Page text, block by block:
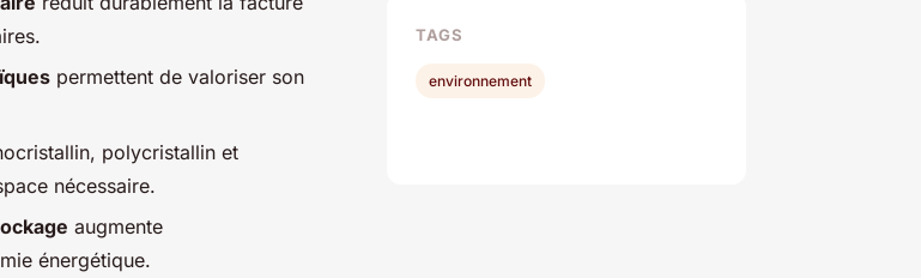
permettent de valoriser son
polycristallin et
nécessaire.
augmente
énergétique.
TAGS
environnement